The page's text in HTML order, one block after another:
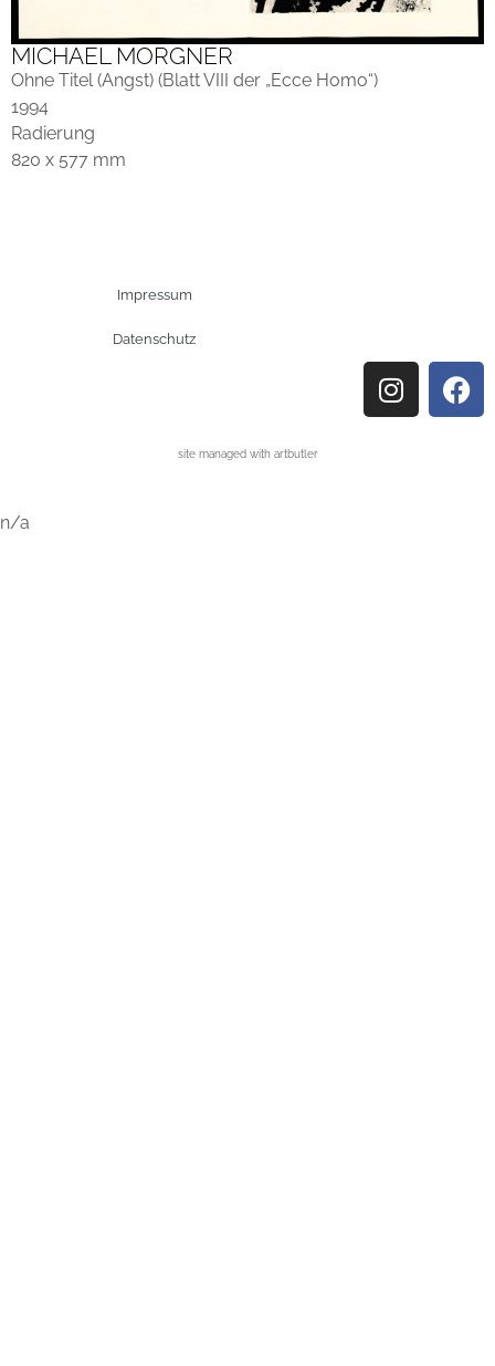
MICHAEL MORGNER
Ohne Titel (Angst) (Blatt VIII der „Ecce Homo“)
1994
Radierung
820 x 577 mm
Impressum
Datenschutz
site managed with artbutler
n/a